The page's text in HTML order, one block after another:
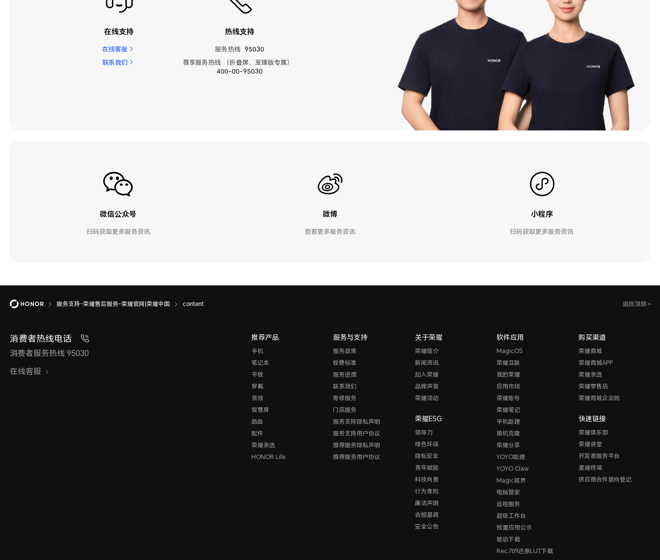
在线支持
在线客服
联系我们
热线支持
服务热线 95030
尊享服务热线 （折叠屏、至臻版专属）
400-00-95030
微信公众号
扫码获取更多服务资讯
微博
查看更多服务资讯
小程序
扫码获取更多服务资讯
服务支持-荣耀售后服务-荣耀官网|荣耀中国 content 返回顶部
消费者热线电话
消费者服务热线 95030
在线客服
推荐产品
手机
笔记本
平板
穿戴
音频
智慧屏
路由
配件
荣耀亲选
HONOR Life
服务与支持
服务政策
收费标准
服务进度
联系我们
寄修服务
门店服务
服务支持隐私声明
服务支持用户协议
推荐服务隐私声明
推荐服务用户协议
关于荣耀
荣耀简介
新闻资讯
加入荣耀
品牌声音
荣耀活动
荣耀ESG
领导力
绿色环保
隐私安全
青年赋能
科技向善
行为准则
廉洁声明
合规基调
安全公告
软件应用
MagicOS
荣耀互联
我的荣耀
应用市场
荣耀账号
荣耀笔记
手机助理
换机克隆
荣耀分享
YOYO助理
YOYO Claw
Magic视界
电脑管家
远程服务
超级工作台
预置应用公示
驱动下载
Rec.709还原LUT下载
购买渠道
荣耀商城
荣耀商城APP
荣耀亲选
荣耀零售店
荣耀商城企业购
快速链接
荣耀俱乐部
荣耀讲堂
开发者服务平台
星耀终端
供应商合作意向登记